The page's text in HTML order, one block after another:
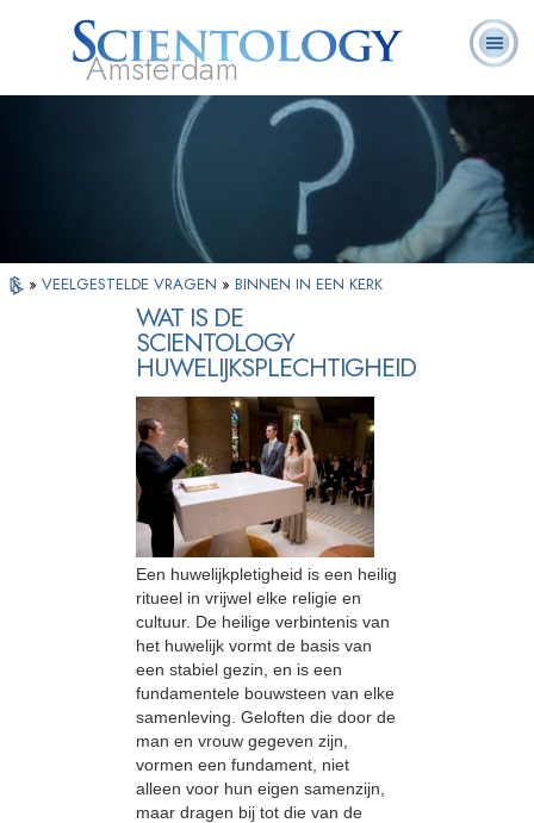
Amsterdam
Wat is
Scientology?
Pastoraal
Werkers
Veelgestelde
vragen
» VEELGESTELDE VRAGEN » BINNEN IN EEN KERK
WAT IS DE
SCIENTOLOGY
HUWELIJKSPLECHTIGHEID
Een huwelijkpletigheid is een heilig
ritueel in vrijwel elke religie en
cultuur. De heilige verbintenis van
het huwelijk vormt de basis van
een stabiel gezin, en is een
fundamentele bouwsteen van elke
samenleving. Geloften die door de
man en vrouw gegeven zijn,
vormen een fundament, niet
alleen voor hun eigen samenzijn,
maar dragen bij tot die van de